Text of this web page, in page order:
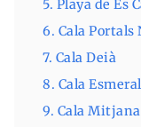
5. Playa de Es
6. Cala Portals
7. Cala Deià
8. Cala
9. Cala Mitjana